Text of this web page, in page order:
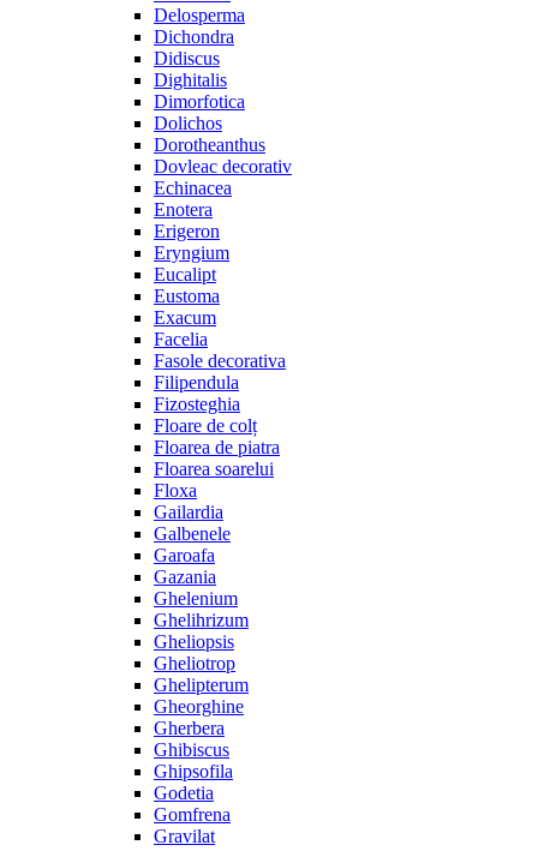
Delosperma
Dichondra
Didiscus
Dighitalis
Dimorfotica
Dolichos
Dorotheanthus
Dovleac decorativ
Echinacea
Enotera
Erigeron
Eryngium
Eucalipt
Eustoma
Exacum
Facelia
Fasole decorativa
Filipendula
Fizosteghia
Floare de colț
Floarea de piatra
Floarea soarelui
Floxa
Gailardia
Galbenele
Garoafa
Gazania
Ghelenium
Ghelihrizum
Gheliopsis
Gheliotrop
Ghelipterum
Gheorghine
Gherbera
Ghibiscus
Ghipsofila
Godetia
Gomfrena
Gravilat